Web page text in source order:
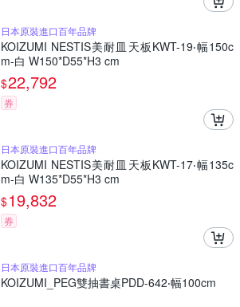
日本原裝進口百年品牌
KOIZUMI NESTIS美耐皿天板KWT-19‧幅150c
m-白 W150*D55*H3 cm
$22,792
券
日本原裝進口百年品牌
KOIZUMI NESTIS美耐皿天板KWT-17‧幅135c
m-白 W135*D55*H3 cm
$19,832
券
日本原裝進口百年品牌
KOIZUMI_PEG雙抽書桌PDD-642‧幅100cm